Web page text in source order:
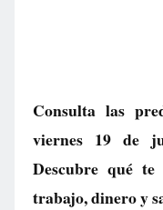
Consulta las
viernes 19 de
Descubre qué
trabajo, dinero y